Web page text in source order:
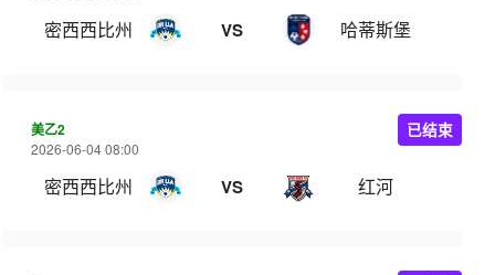
密西西比州 VS 哈蒂斯堡
美乙2
2026-06-04 08:00
密西西比州 VS 红河
已结束